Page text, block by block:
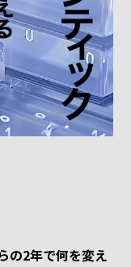
の2年で何を変え